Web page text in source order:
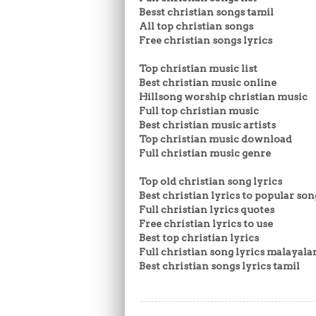
Besst christian songs tamil
All top christian songs
Free christian songs lyrics
Top christian music list
Best christian music online
Hillsong worship christian music
Full top christian music
Best christian music artists
Top christian music download
Full christian music genre
Top old christian song lyrics
Best christian lyrics to popular
Full christian lyrics quotes
Free christian lyrics to use
Best top christian lyrics
Full christian song lyrics
Best christian songs lyrics tamil